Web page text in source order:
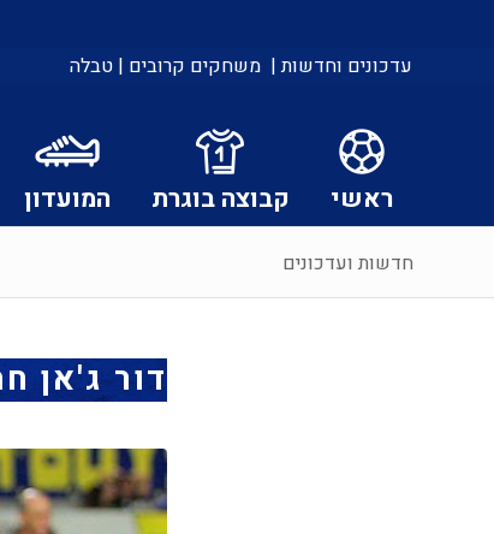
עדכונים וחדשות | משחקים קרובים | טבלה
ראשי קבוצה בוגרת המועדון
חדשות ועדכונים
דור ג'אן